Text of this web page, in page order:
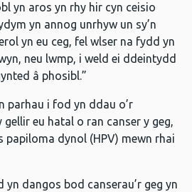
yn aros yn rhy hir cyn ceisio
yn annog unrhyw un sy’n
yn eu ceg, fel wlser na fydd yn
neu lwmp, i weld ei ddeintydd
â phosibl.”
parhau i fod yn ddau o’r
eu hatal o ran canser y geg,
papiloma dynol (HPV) mewn rhai
yn dangos bod canserau’r geg yn